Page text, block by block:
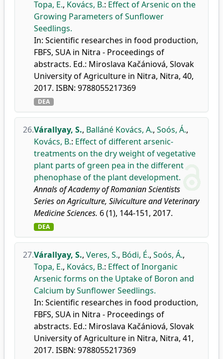
Topa, E., Kovács, B.: Effect of Arsenic on the
Growing Parameters of Sunflower
Seedlings.
In: Scientific researches in food production,
FBFS, SUA in Nitra - Proceedings of
abstracts. Ed.: Miroslava Kačániová, Slovak
University of Agriculture in Nitra, Nitra, 40,
2017. ISBN: 9788055217369
DEA
26.Várallyay, S., Balláné Kovács, A., Soós, Á.,
Kovács, B.: Effect of different arsenic-
treatments on the dry weight of vegetative
plant parts of green pea in the different
phenophase of the plant development.
Annals of Academy of Romanian Scientists
Series on Agriculture, Silviculture and Veterinary
Medicine Sciences. 6 (1), 144-151, 2017.
DEA
27.Várallyay, S., Veres, S., Bódi, É., Soós, Á.,
Topa, E., Kovács, B.: Effect of Inorganic
Arsenic forms on the Uptake of Boron and
Calcium by Sunflower Seedlings.
In: Scientific researches in food production,
FBFS, SUA in Nitra - Proceedings of
abstracts. Ed.: Miroslava Kačániová, Slovak
University of Agriculture in Nitra, Nitra, 41,
2017. ISBN: 9788055217369